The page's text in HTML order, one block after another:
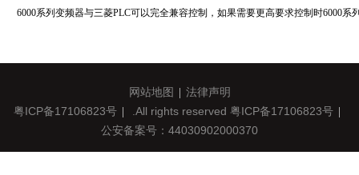
6000系列变频器与三菱PLC可以完全兼容控制，如果需要更高要求控制时6000
网站地图
法律声明
粤ICP备17106823号
.All rights reserved 粤ICP备17106823号
公安备案号：44030902000370